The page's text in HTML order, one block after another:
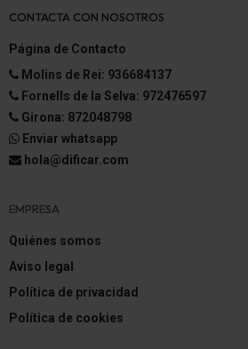
híbrido-suave 92 kW (Motor 1,0
CONTACTA CON NOSOTROS
Página de Contacto
Molins de Rei: 936684137
Fornells de la Selva: 972476597
Girona: 872048798
Enviar whatsapp
hola@dificar.com
EMPRESA
Quiénes somos
Aviso legal
Política de privacidad
Política de cookies